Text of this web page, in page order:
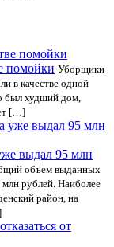
помойки Уборщики
в качестве одной
был худший дом,
[…]
выдал 95 млн
объем выданных
рублей. Наиболее
район, на